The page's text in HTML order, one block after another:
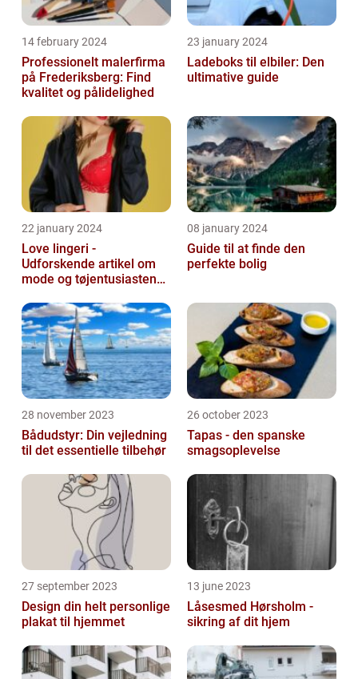
14 february 2024
Professionelt malerfirma
på Frederiksberg: Find
kvalitet og pålidelighed
23 january 2024
Ladeboks til elbiler: Den
ultimative guide
22 january 2024
Love lingeri -
Udforskende artikel om
mode og tøjentusiastens
08 january 2024
Guide til at finde den
perfekte bolig
28 november 2023
Bådudstyr: Din vejledning
til det essentielle tilbehør
26 october 2023
Tapas - den spanske
smagsoplevelse
27 september 2023
Design din helt personlige
plakat til hjemmet
13 june 2023
Låsesmed Hørsholm -
sikring af dit hjem